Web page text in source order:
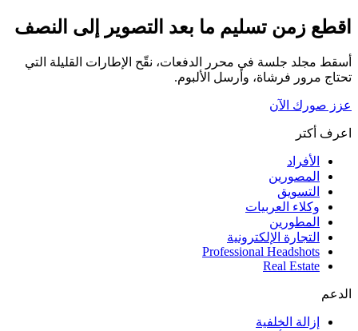
اقطع زمن تسليم ما بعد التصوير إلى النصف
أسقط مجلد جلسة في محرر الدفعات، نقّح الإطارات القليلة التي
تحتاج مرور فرشاة، وأرسل الألبوم.
عزز صورك الآن
اعرف أكتر
الأفراد
المصورين
التسويق
وكلاء العربيات
المطورين
التجارة الإلكترونية
Professional Headshots
Real Estate
الدعم
إزالة الخلفية